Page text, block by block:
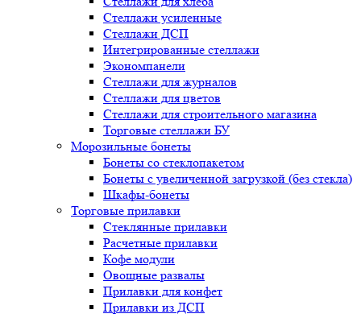
Стеллажи усиленные
Стеллажи ДСП
Интегрированные стеллажи
Экономпанели
Стеллажи для журналов
Стеллажи для цветов
Стеллажи для строительного магазина
Торговые стеллажи БУ
Морозильные бонеты
Бонеты со стеклопакетом
Бонеты с увеличенной загрузкой (без стекла)
Шкафы-бонеты
Торговые прилавки
Стеклянные прилавки
Расчетные прилавки
Кофе модули
Овощные развалы
Прилавки для конфет
Прилавки из ДСП